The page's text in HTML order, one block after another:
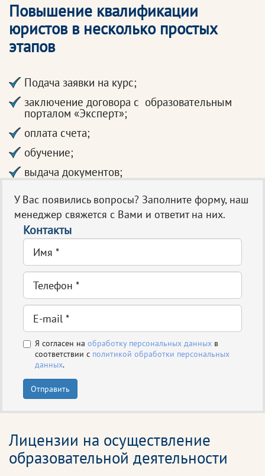
Повышение квалификации
юристов в несколько простых
этапов
Подача заявки на курс;
заключение договора с образовательным
порталом «Эксперт»;
оплата счета;
обучение;
выдача документов;
У Вас появились вопросы? Заполните форму, наш
менеджер свяжется с Вами и ответит на них.
Контакты
Я согласен на обработку персональных данных в
соответствии с политикой обработки персональных
данных.
Отправить
Лицензии на осуществление
образовательной деятельности